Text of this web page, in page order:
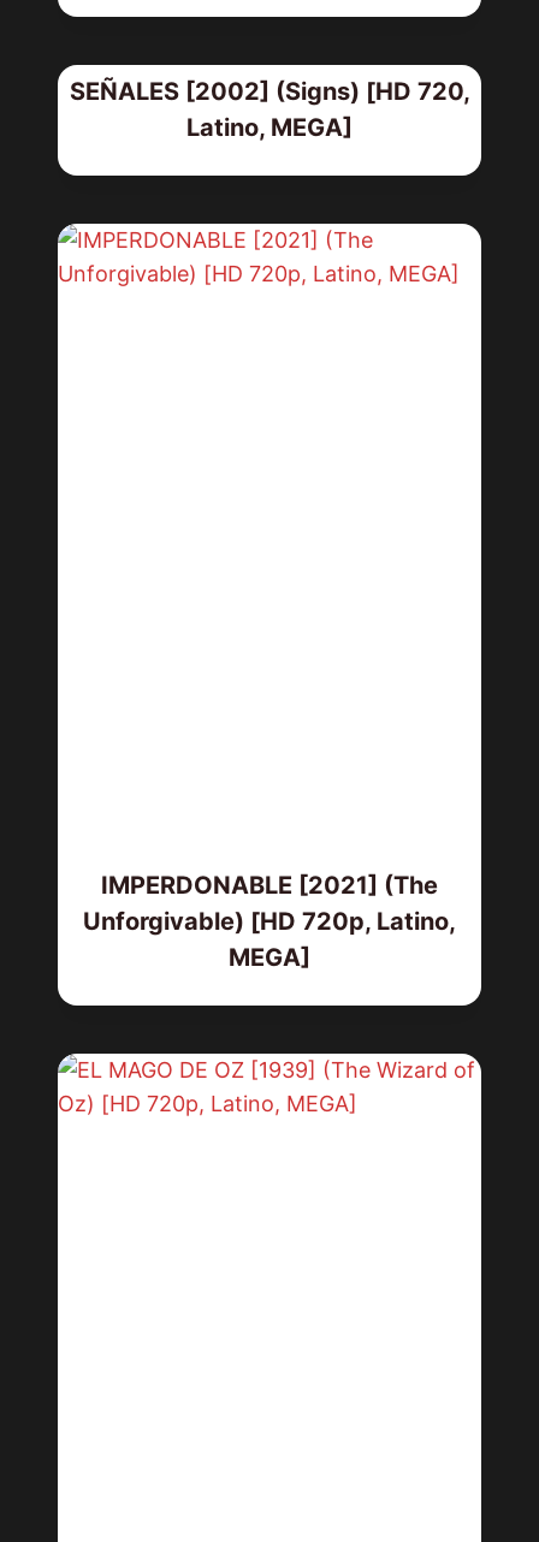
SEÑALES [2002] (Signs) [HD 720,
Latino, MEGA]
IMPERDONABLE [2021] (The
Unforgivable) [HD 720p, Latino,
MEGA]